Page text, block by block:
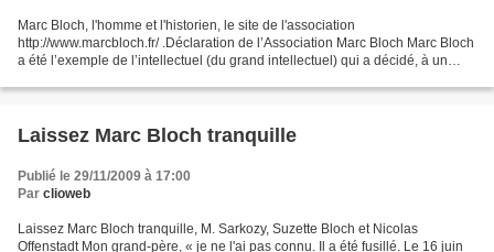
Marc Bloch, l'homme et l'historien, le site de l'association
http://www.marcbloch.fr/ .Déclaration de l’Association Marc Bloch Marc Bloch
a été l’exemple de l’intellectuel (du grand intellectuel) qui a décidé, à un
Laissez Marc Bloch tranquille
Publié le 29/11/2009 à 17:00
Par clioweb
Laissez Marc Bloch tranquille, M. Sarkozy, Suzette Bloch et Nicolas
Offenstadt Mon grand-père, « je ne l'ai pas connu. Il a été fusillé. Le 16 juin